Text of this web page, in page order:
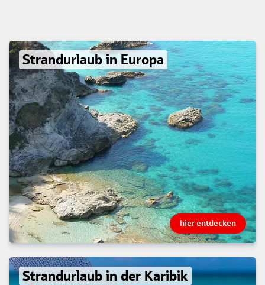
Strandurlaub in Europa
hier entdecken
Strandurlaub in der Karibik